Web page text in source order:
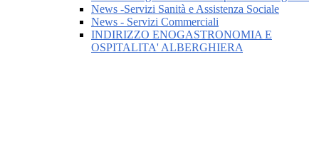
News -Servizi Sanità e Assistenza Sociale
News - Servizi Commerciali
INDIRIZZO ENOGASTRONOMIA E
OSPITALITA' ALBERGHIERA